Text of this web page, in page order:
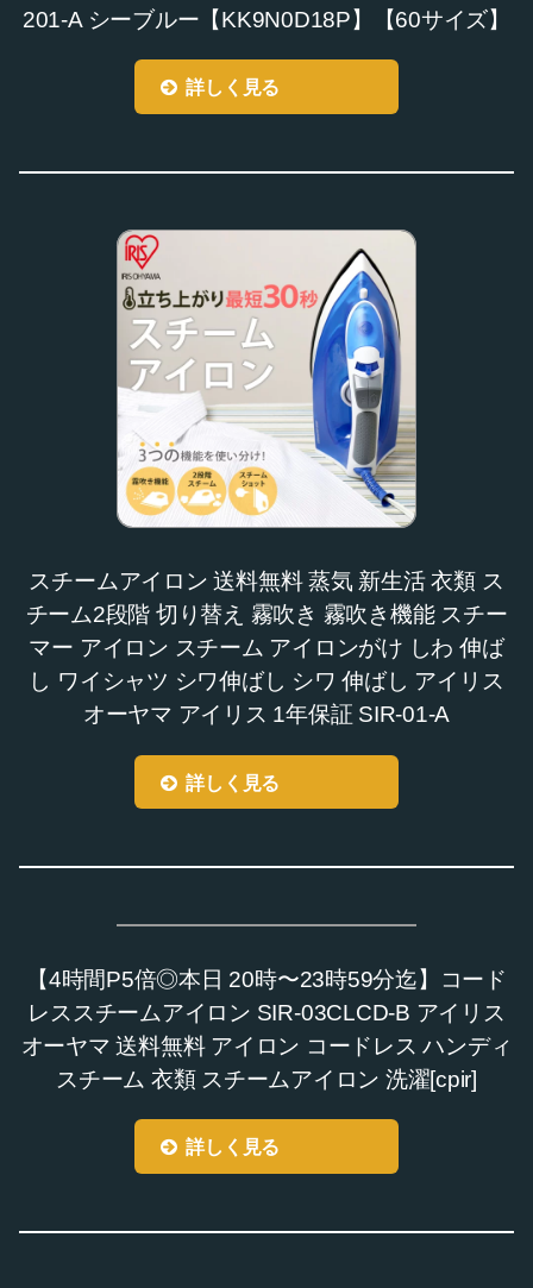
201-A シーブルー【KK9N0D18P】【60サイズ】
詳しく見る
スチームアイロン 送料無料 蒸気 新生活 衣類 ス
チーム2段階 切り替え 霧吹き 霧吹き機能 スチー
マー アイロン スチーム アイロンがけ しわ 伸ば
し ワイシャツ シワ伸ばし シワ 伸ばし アイリス
オーヤマ アイリス 1年保証 SIR-01-A
詳しく見る
【4時間P5倍◎本日 20時〜23時59分迄】コード
レススチームアイロン SIR-03CLCD-B アイリス
オーヤマ 送料無料 アイロン コードレス ハンディ
スチーム 衣類 スチームアイロン 洗濯[cpir]
詳しく見る